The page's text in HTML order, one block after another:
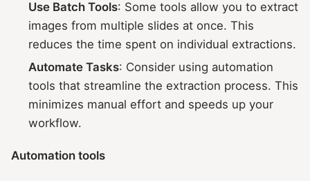
Use Batch Tools: Some tools allow you to extract
images from multiple slides at once. This
reduces the time spent on individual extractions.
Automate Tasks: Consider using automation
tools that streamline the extraction process. This
minimizes manual effort and speeds up your
workflow.
Automation tools